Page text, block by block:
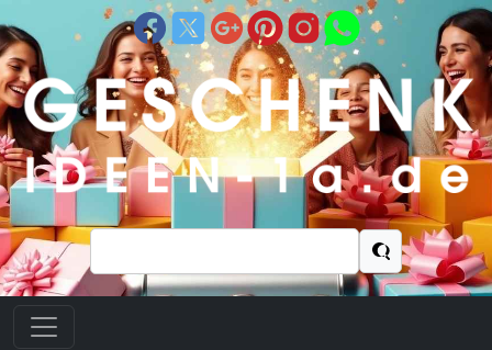
Suchen
nach: